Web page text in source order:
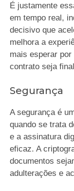
É justamente
em tempo real,
decisivo que
melhora a
mais esperar
contrato seja
Segurança
A segurança é
quando se trata
e a assinatura
eficaz. A
documentos
adulterações e